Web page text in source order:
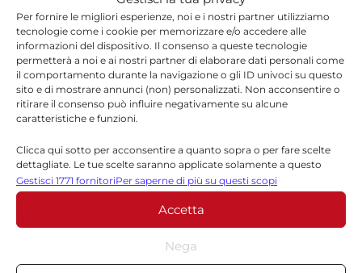
Per fornire le migliori esperienze, noi e i nostri partner utilizziamo
tecnologie come i cookie per memorizzare e/o accedere alle
informazioni del dispositivo. Il consenso a queste tecnologie
permetterà a noi e ai nostri partner di elaborare dati personali come
il comportamento durante la navigazione o gli ID univoci su questo
sito e di mostrare annunci (non) personalizzati. Non acconsentire o
ritirare il consenso può influire negativamente su alcune
caratteristiche e funzioni.
Clicca qui sotto per acconsentire a quanto sopra o per fare scelte
dettagliate. Le tue scelte saranno applicate solamente a questo
sito. È possibile modificare le impostazioni in qualsiasi momento,
compreso il ritiro del consenso, utilizzando i pulsanti della Cookie
Policy o cliccando sul pulsante di gestione del consenso nella parte
inferiore dello schermo.
Statistiche
Gestisci 1771 fornitoriPer saperne di più su questi scopi
Accetta
Nega
Italia sono state sequestrate88,7 tonnellate di
sostanze stupefacenti, con un incremento del
16,6% rispetto all’anno precedente. Oltre la
metà dei sequestri nazionali è stata registrata
nelle regioni del Sud e nelle Isole,
prevenzione e repressione svolte dalle forze
dell’ordine anche in Sicilia.